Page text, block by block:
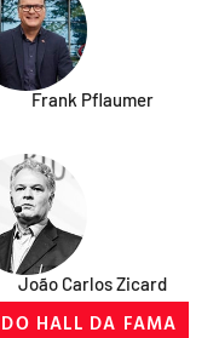
Frank Pflaumer
João Carlos Zicard
HALL DA FAMA